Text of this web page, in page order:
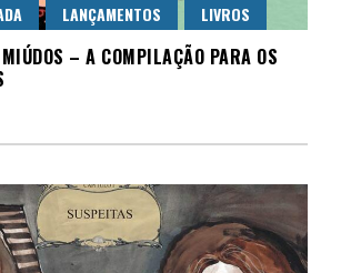
LANÇAMENTOS LIVROS
– A COMPILAÇÃO PARA OS